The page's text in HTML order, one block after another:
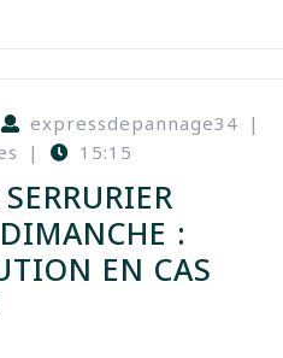
expressdepannage34 |
| 15:15
:
EN CAS